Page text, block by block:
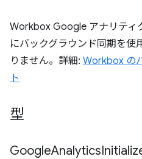
Workbox Google アナリティ
にバックグラウンド同期を使
りません。詳細: Workbox の
ト
型
GoogleAnalytics